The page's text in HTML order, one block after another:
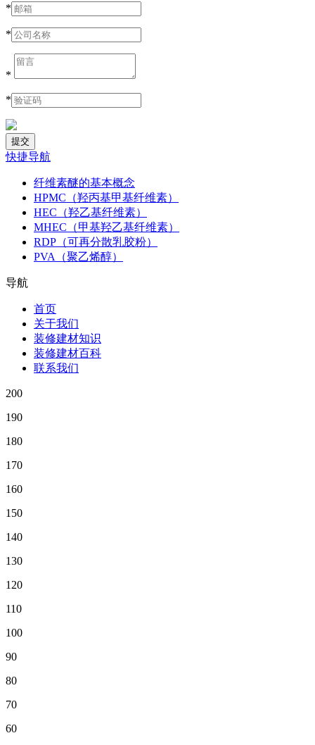
*
*
*
*
快捷导航
纤维素醚的基本概念
HPMC（羟丙基甲基纤维素）
HEC（羟乙基纤维素）
MHEC（甲基羟乙基纤维素）
RDP（可再分散乳胶粉）
PVA（聚乙烯醇）
导航
首页
关于我们
装修建材知识
装修建材百科
联系我们
200
190
180
170
160
150
140
130
120
110
100
90
80
70
60